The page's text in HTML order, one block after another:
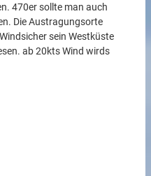
470er sollte man auch
Die Austragungsorte
sein Westküste
ab 20kts Wind wirds